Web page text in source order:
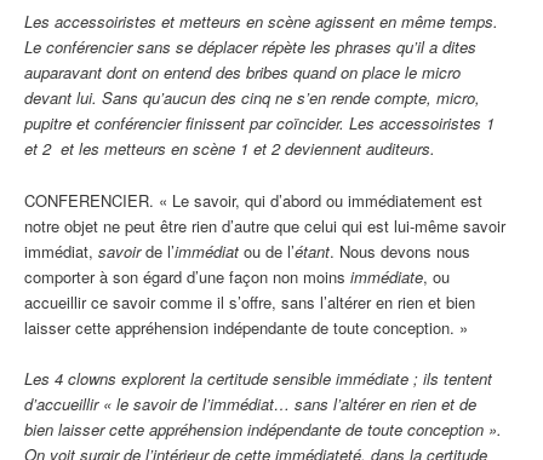
Les accessoiristes et metteurs en scène agissent en même temps.
Le conférencier sans se déplacer répète les phrases qu’il a dites
auparavant dont on entend des bribes quand on place le micro
devant lui. Sans qu’aucun des cinq ne s’en rende compte, micro,
pupitre et conférencier finissent par coïncider. Les accessoiristes 1
et 2 et les metteurs en scène 1 et 2 deviennent auditeurs.
CONFERENCIER. « Le savoir, qui d’abord ou immédiatement est
notre objet ne peut être rien d’autre que celui qui est lui-même savoir
immédiat, savoirde l’immédiat ou de l’étant. Nous devons nous
comporter à son égard d’une façon non moins immédiate, ou
accueillir ce savoir comme il s’offre, sans l’altérer en rien et bien
laisser cette appréhension indépendante de toute conception. »
Les 4 clowns explorent la certitude sensible immédiate ; ils tentent
d’accueillir « le savoir de l’immédiat… sans l’altérer en rien et de
bien laisser cette appréhension indépendante de toute conception ».
On voit surgir de l’intérieur de cette immédiateté, dans la certitude